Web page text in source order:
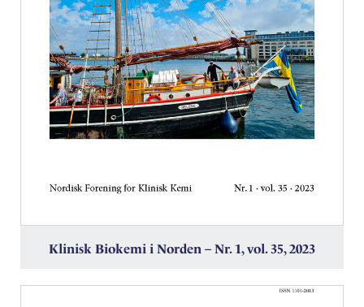
Klinisk Biokemi i Norden – Nr. 1, vol. 35, 2023